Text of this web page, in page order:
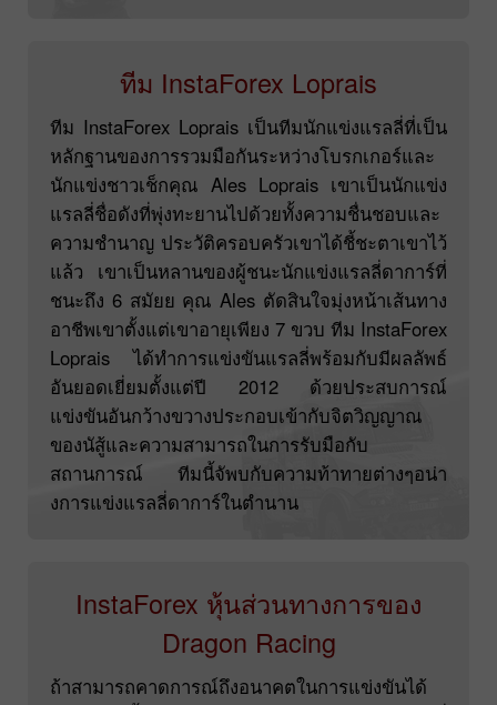
ทีม InstaForex Loprais
ทีม InstaForex Loprais เป็นทีมนักแข่งแรลลี่ที่เป็น
หลักฐานของการรวมมือกันระหว่างโบรกเกอร์และ
นักแข่งชาวเช็กคุณ Ales Loprais เขาเป็นนักแข่ง
แรลลี่ชื่อดังที่พุ่งทะยานไปด้วยทั้งความชื่นชอบและ
ความชำนาญ ประวัติครอบครัวเขาได้ชี้ชะตาเขาไว้
แล้ว เขาเป็นหลานของผู้ชนะนักแข่งแรลลี่ดาการ์ที่
ชนะถึง 6 สมัยย คุณ Ales ตัดสินใจมุ่งหน้าเส้นทาง
อาชีพเขาตั้งแต่เขาอายุเพียง 7 ขวบ ทีม InstaForex
Loprais ได้ทำการแข่งขันแรลลี่พร้อมกับมีผลลัพธ์
อันยอดเยี่ยมตั้งแต่ปี 2012 ด้วยประสบการณ์
แข่งขันอันกว้างขวางประกอบเข้ากับจิตวิญญาณ
ของนัสู้และความสามารถในการรับมือกับ
สถานการณ์ ทีมนี้จัพบกับความท้าทายต่างๆอน่า
งการแข่งแรลลี่ดาการ์ในตำนาน
InstaForex หุ้นส่วนทางการของ
Dragon Racing
ถ้าสามารถคาดการณ์ถึงอนาคตในการแข่งขันได้